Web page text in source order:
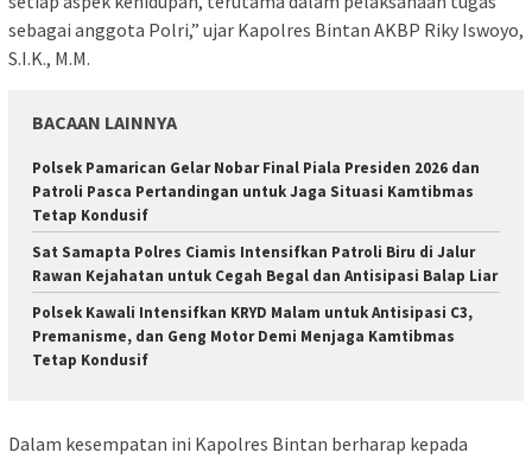
sebagai anggota Polri,” ujar Kapolres Bintan AKBP Riky Iswoyo,
S.I.K., M.M.
BACAAN LAINNYA
Polsek Pamarican Gelar Nobar Final Piala Presiden 2026 dan
Patroli Pasca Pertandingan untuk Jaga Situasi Kamtibmas
Tetap Kondusif
Sat Samapta Polres Ciamis Intensifkan Patroli Biru di Jalur
Rawan Kejahatan untuk Cegah Begal dan Antisipasi Balap Liar
Polsek Kawali Intensifkan KRYD Malam untuk Antisipasi C3,
Premanisme, dan Geng Motor Demi Menjaga Kamtibmas
Tetap Kondusif
Dalam kesempatan ini Kapolres Bintan berharap kepada